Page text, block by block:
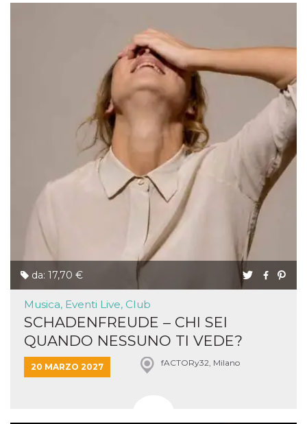
da: 17,70 €
Musica, Eventi Live, Club
SCHADENFREUDE – CHI SEI
QUANDO NESSUNO TI VEDE?
20 MARZO 2027 fACTORy32, Milano